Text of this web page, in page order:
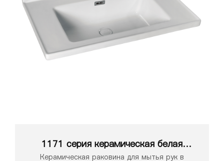
1171 серия керамическая белая
раковина для ванной комнаты
Керамическая раковина для мытья рук в